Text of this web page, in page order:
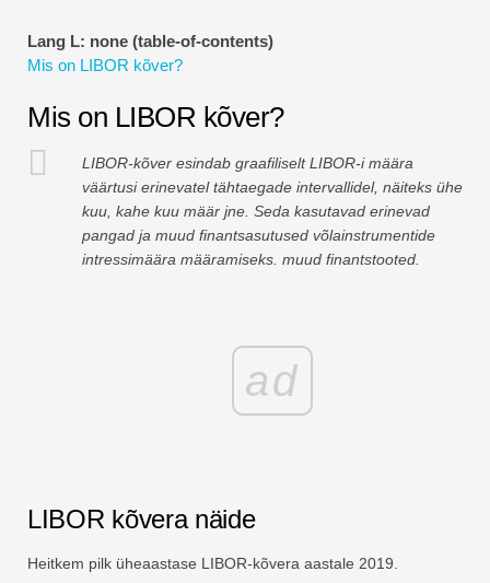
Täisvorm
Riskijuhtimise õpetused
Lang L: none (table-of-contents)
Mis on LIBOR kõver?
Mis on LIBOR kõver?
LIBOR-kõver esindab graafiliselt LIBOR-i määra
väärtusi erinevatel tähtaegade intervallidel, näiteks ühe
kuu, kahe kuu määr jne. Seda kasutavad erinevad
pangad ja muud finantsasutused võlainstrumentide
intressimäära määramiseks. muud finantstooted.
ad
LIBOR kõvera näide
Heitkem pilk üheaastase LIBOR-kõvera aastale 2019.